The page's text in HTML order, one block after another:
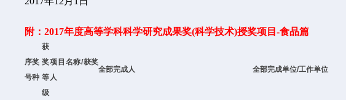
附：2017年度高等学科科学研究成果奖(科学技术)授奖项目-食品篇
序
号
奖
种
获
奖
等
级
项目名称/获奖
人
全部完成人 全部完成单位/工作单位